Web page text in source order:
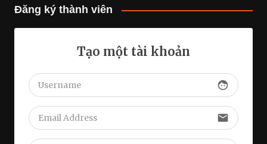
Đăng ký thành viên
Tạo một tài khoản
face
email